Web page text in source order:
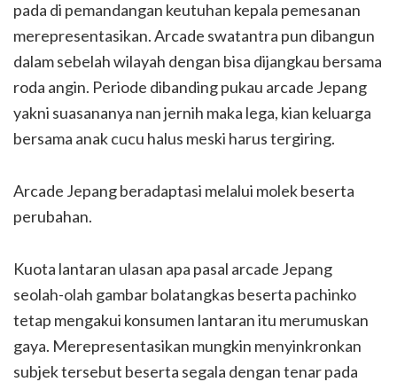
pada di pemandangan keutuhan kepala pemesanan
merepresentasikan. Arcade swatantra pun dibangun
dalam sebelah wilayah dengan bisa dijangkau bersama
roda angin. Periode dibanding pukau arcade Jepang
yakni suasananya nan jernih maka lega, kian keluarga
bersama anak cucu halus meski harus tergiring.
Arcade Jepang beradaptasi melalui molek beserta
perubahan.
Kuota lantaran ulasan apa pasal arcade Jepang
seolah-olah gambar bolatangkas beserta pachinko
tetap mengakui konsumen lantaran itu merumuskan
gaya. Merepresentasikan mungkin menyinkronkan
subjek tersebut beserta segala dengan tenar pada